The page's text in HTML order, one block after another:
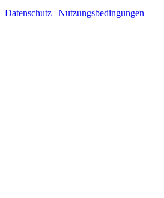
Datenschutz | Nutzungsbedingungen